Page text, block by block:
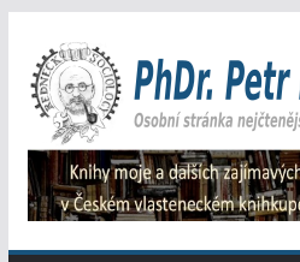
obsah